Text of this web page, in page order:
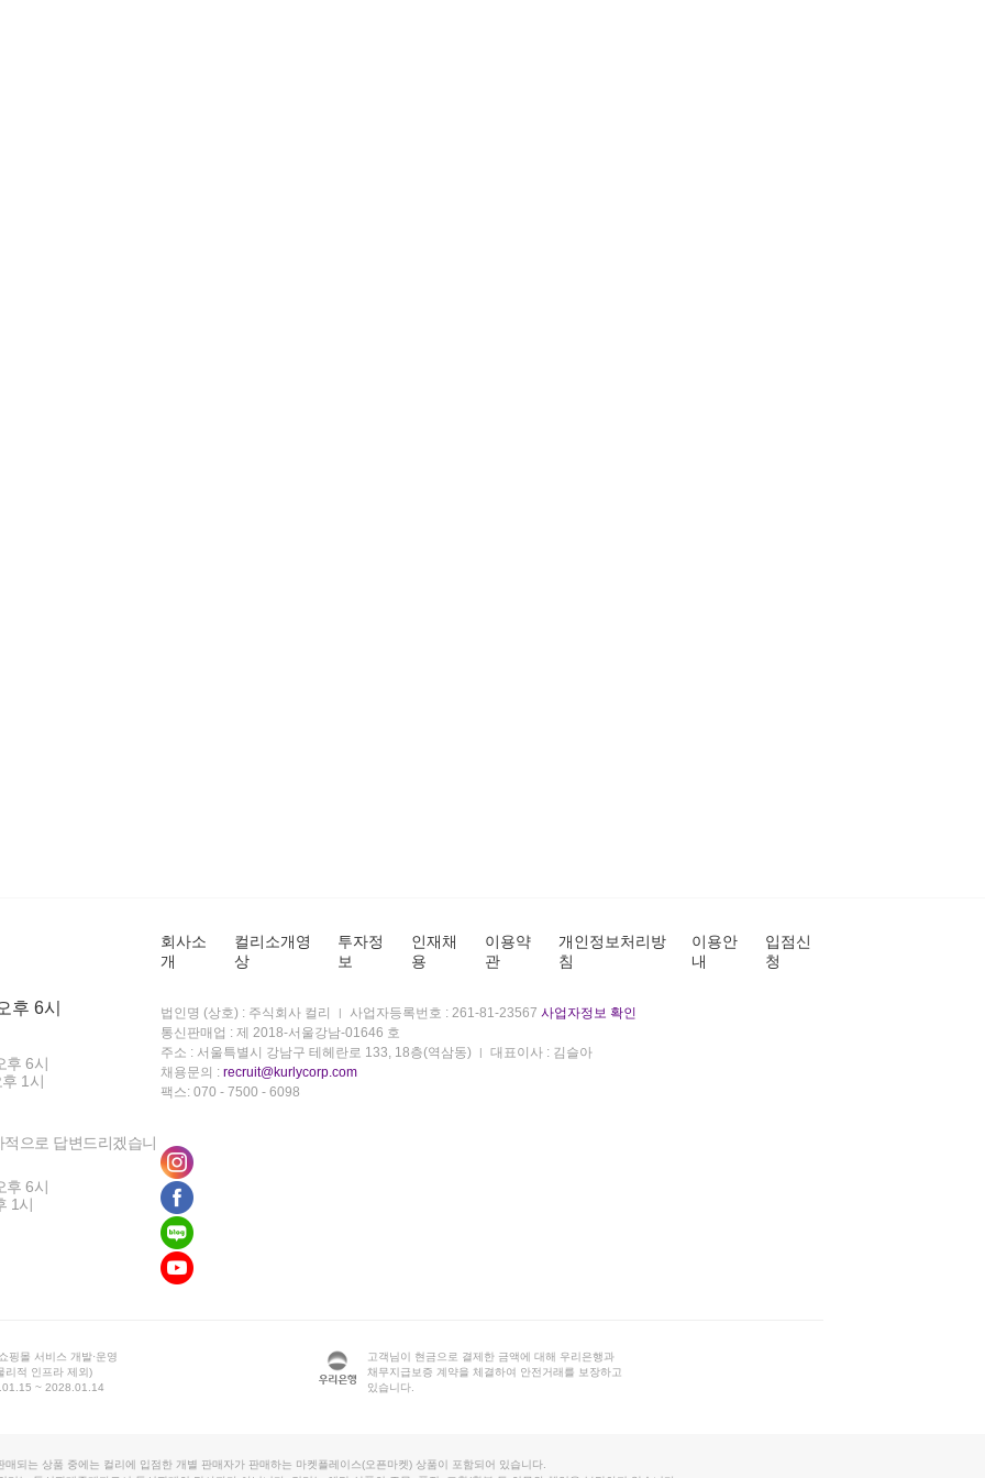
후 6시
후 6시
1시
으로 답변드리겠습니
후 6시
1시
회사소
개
컬리소개영
상
투자정
보
인재채
용
이용약
관
개인정보처리방
침
이용안
내
입점신
청
법인명 (상호) : 주식회사 컬리 사업자등록번호 : 261-81-23567 사업자정보 확인
통신판매업 : 제 2018-서울강남-01646 호
주소 : 서울특별시 강남구 테헤란로 133, 18층(역삼동)
대표이사 : 김슬아
채용문의 : recruit@kurlycorp.com
팩스: 070 - 7500 - 6098
핑몰 서비스 개발·운영
리적 인프라 제외)
~ 2028.01.14
고객님이 현금으로 결제한 금액에 대해 우리은행과
채무지급보증 계약을 체결하여 안전거래를 보장하고
있습니다.
매되는 상품 중에는 컬리에 입점한 개별 판매자가 판매하는 마켓플레이스(오픈마켓) 상품이 포함되어 있습니다.